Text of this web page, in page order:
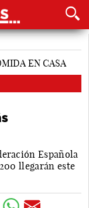
Española
llegarán este